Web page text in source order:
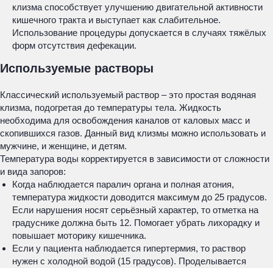
клизма способствует улучшению двигательной активности
кишечного тракта и выступает как слабительное.
Использование процедуры допускается в случаях тяжёлых
форм отсутствия дефекации.
Используемые растворы
Классический используемый раствор – это простая водяная
клизма, подогретая до температуры тела. Жидкость
необходима для освобождения каналов от каловых масс и
скопившихся газов. Данный вид клизмы можно использовать и
мужчине, и женщине, и детям.
Температура воды корректируется в зависимости от сложности
и вида запоров:
Когда наблюдается паралич органа и полная атония,
температура жидкости доводится максимум до 25 градусов.
Если нарушения носят серьёзный характер, то отметка на
градуснике должна быть 12. Помогает убрать лихорадку и
повышает моторику кишечника.
Если у пациента наблюдается гипертермия, то раствор
нужен с холодной водой (15 градусов). Проделывается